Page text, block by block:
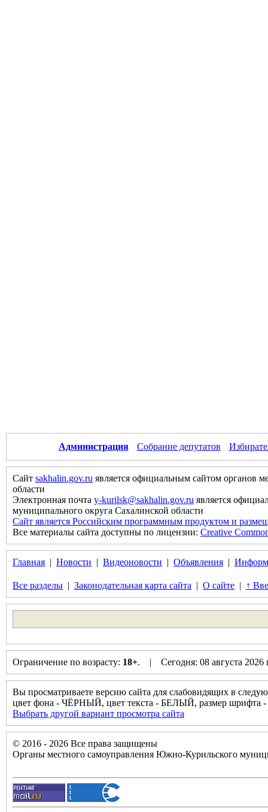
Администрация Собрание депутатов
Сайт sakhalin.gov.ru является официальным сайтом органов
области
Электронная почта y-kurilsk@sakhalin.gov.ru является
муниципального округа Сахалинской области
Сайт является Российским программным продуктом и
Все материалы сайта доступны по лицензии: Creative
Главная | Новости | Видеоновости | Объявления |
Все разделы | Законодательная карта сайта | О сайте | ↑
Ограничение по возрасту: 18+. | Сегодня: 08 августа
Вы просматриваете версию сайта для слабовидящих в
цвет фона - ЧЁРНЫЙ, цвет текста - БЕЛЫЙ, размер
Выбрать другой вариант просмотра сайта
© 2016 - 2026 Все права защищены
Органы местного самоуправления Южно-Курильского